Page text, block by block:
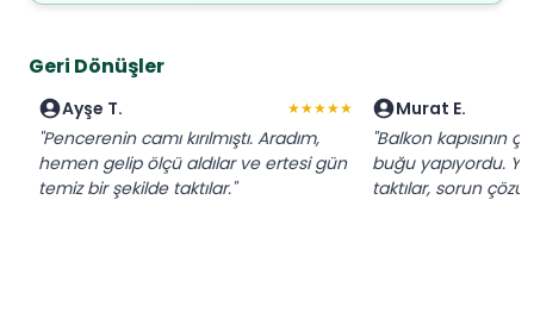
Geri Dönüşler
Ayşe T. ★★★★★
"Pencerenin camı kırılmıştı. Aradım,
hemen gelip ölçü aldılar ve ertesi gün
temiz bir şekilde taktılar."
Murat E.
"Balkon kapısının
buğu yapıyordu.
taktılar, sorun